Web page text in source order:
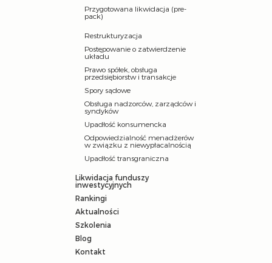
Przygotowana likwidacja (pre-
pack)
Restrukturyzacja
Postępowanie o zatwierdzenie
układu
Prawo spółek, obsługa
przedsiębiorstw i transakcje
Spory sądowe
Obsługa nadzorców, zarządców i
syndyków
Upadłość konsumencka
Odpowiedzialność menadżerów
w związku z niewypłacalnością
Upadłość transgraniczna
Likwidacja funduszy
inwestycyjnych
Rankingi
Aktualności
Szkolenia
Blog
Kontakt